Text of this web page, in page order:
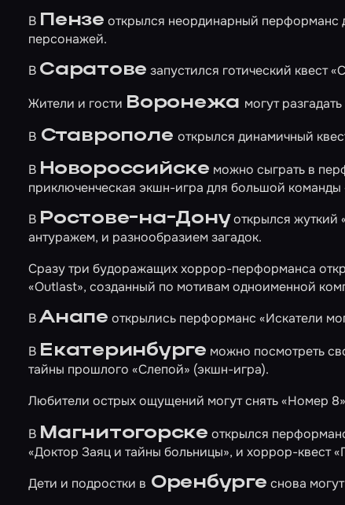
В Пензе открылся неординарный перформанс
персонажей.
В Саратове запустился готический квест
Жители и гости Воронежа могут
В Ставрополеоткрылся динамичный
В Новороссийске можно сыграть в
приключенческая экшн-игра для большой команды
В Ростове-на-Донуоткрылся жуткий
антуражем, и разнообразием загадок.
Сразу три будоражащих хоррор-перформанса
«Outlast», созданный по мотивам одноименной
ВАнапе открылись перформанс «Искатели
В Екатеринбурге можно посмотреть
тайны прошлого «Слепой» (экшн-игра).
Любители острых ощущений могут снять«Номер 8»
В Магнитогорске открылся
«Доктор Заяц и тайны больницы», и хоррор-квест
Дети и подростки в Оренбурге снова